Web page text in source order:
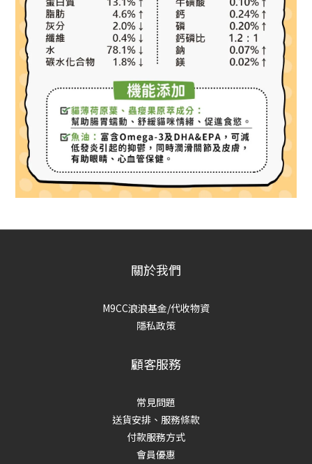
關於我們
M9CC浪浪基金/代收物資
隱私政策
顧客服務
常見問題
送貨安排、服務條款
付款服務方式
會員優惠